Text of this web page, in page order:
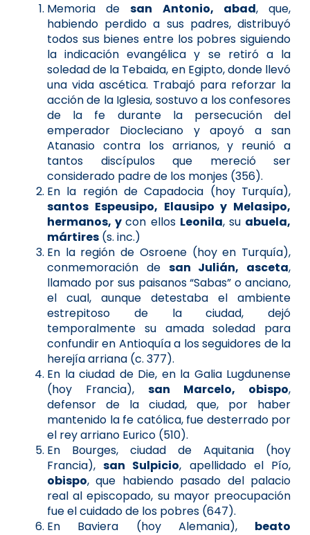
Memoria desan Antonio, abad, que,
habiendo perdido a sus padres, distribuyó
todos sus bienes entre los pobres siguiendo
la indicación evangélica y se retiró a la
soledad de la Tebaida, en Egipto, donde llevó
una vida ascética. Trabajó para reforzar la
acción de la Iglesia, sostuvo a los confesores
de la fe durante la persecución del
emperador Diocleciano y apoyó a san
Atanasio contra los arrianos, y reunió a
tantos discípulos que mereció ser
considerado padre de los monjes (356).
En la región de Capadocia (hoy Turquía),
santos Espeusipo, Elausipo y Melasipo,
hermanos, ycon ellos Leonila, su abuela,
mártires (s. inc.)
En la región de Osroene (hoy en Turquía),
conmemoración de san Julián, asceta,
llamado por sus paisanos “Sabas” o anciano,
el cual, aunque detestaba el ambiente
estrepitoso de la ciudad, dejó
temporalmente su amada soledad para
confundir en Antioquía a los seguidores de la
herejía arriana (c. 377).
En la ciudad de Die, en la Galia Lugdunense
(hoy Francia), san Marcelo, obispo,
defensor de la ciudad, que, por haber
mantenido la fe católica, fue desterrado por
el rey arriano Eurico (510).
En Bourges, ciudad de Aquitania (hoy
Francia),san Sulpicio, apellidado el Pío,
obispo, que habiendo pasado del palacio
real al episcopado, su mayor preocupación
fue el cuidado de los pobres (647).
En Baviera (hoy Alemania), beato